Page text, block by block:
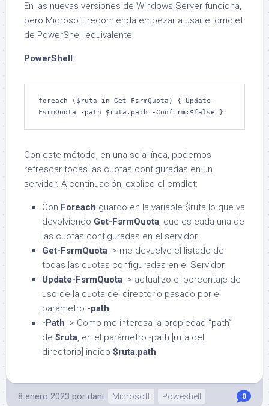
En las nuevas versiones de Windows Server funciona,
pero Microsoft recomienda empezar a usar el cmdlet
de PowerShell equivalente.
PowerShell:
foreach ($ruta in Get-FsrmQuota) { Update-
FsrmQuota -path $ruta.path -Confirm:$false }
Con este método, en una sola línea, podemos
refrescar todas las cuotas configuradas en un
servidor. A continuación, explico el cmdlet:
Con Foreach guardo en la variable $ruta lo que va
devolviendo Get-FsrmQuota, que es cada una de
las cuotas configuradas en el servidor.
Get-FsrmQuota -> me devuelve el listado de
todas las cuotas configuradas en el Servidor.
Update-FsrmQuota -> actualizo el porcentaje de
uso de la cuota del directorio pasado por el
parámetro -path.
-Path -> Como me interesa la propiedad “path”
de $ruta, en el parámetro -path [ruta del
directorio] indico $ruta.path
8 enero 2023 por dani Microsoft Poweshell 0